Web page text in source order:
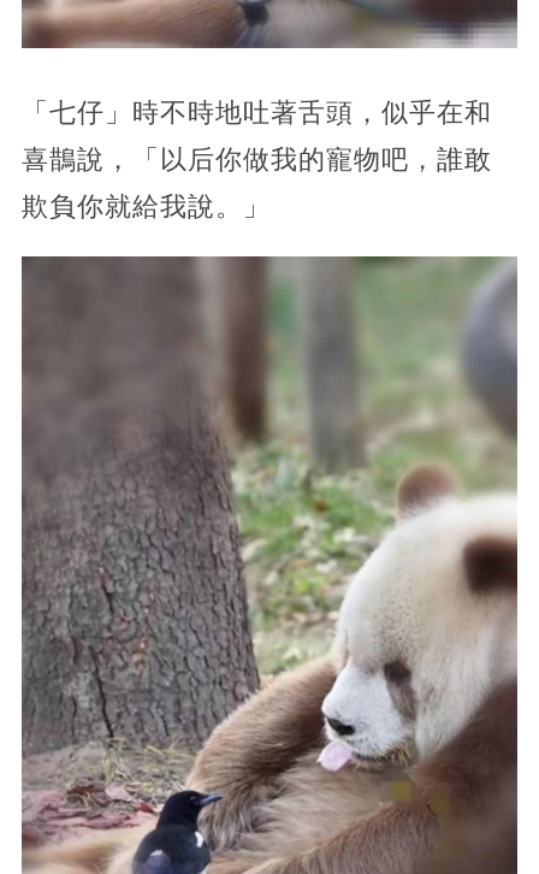
「七仔」時不時地吐著舌頭，似乎在和
喜鵲說，「以后你做我的寵物吧，誰敢
欺負你就給我說。」